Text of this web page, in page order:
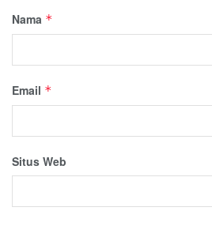
Nama *
Email *
Situs Web